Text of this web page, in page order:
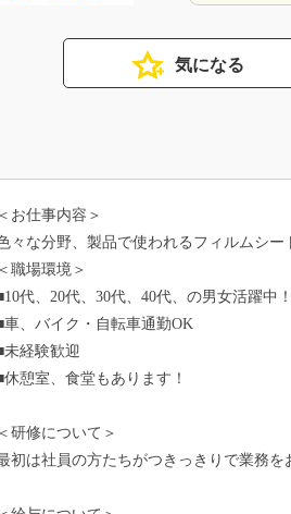
気になる
＜お仕事内容＞
々な分野、製品で使われるフィルムシ
＜職場環境＞
代、20代、30代、40代、の男女活躍中！
車、バイク・自転車通勤OK
未経験歓迎
休憩室、食堂もあります！
＜研修について＞
初は社員の方たちがつきっきりで業務